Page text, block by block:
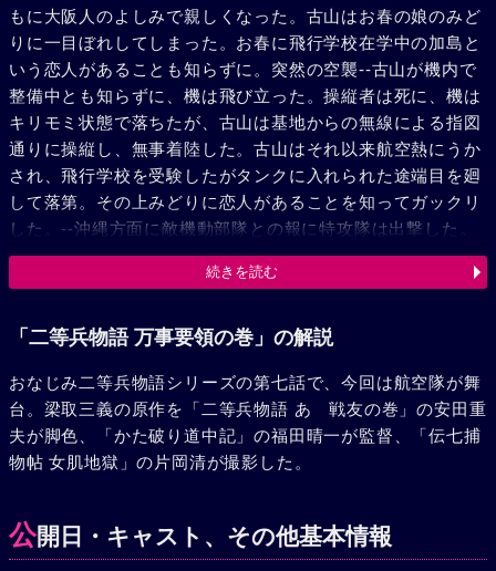
もに大阪人のよしみで親しくなった。古山はお春の娘のみど
りに一目ぼれしてしまった。お春に飛行学校在学中の加島と
いう恋人があることも知らずに。突然の空襲--古山が機内で
整備中とも知らずに、機は飛び立った。操縦者は死に、機は
キリモミ状態で落ちたが、古山は基地からの無線による指図
通りに操縦し、無事着陸した。古山はそれ以来航空熱にうか
され、飛行学校を受験したがタンクに入れられた途端目を廻
して落第。その上みどりに恋人があることを知ってガックリ
した。--沖縄方面に敵機動部隊との報に特攻隊は出撃した。
だが加島は途中で不時着し、巡視艇に救われて帰って来た。
加島が空母を撃沈したと報告した隊長は、嘘がバレては大変
た。古山は加島をみどりに会わせてやろうと奇計を用いて脱
情した吉田少尉は特攻出撃を命じられた。翌朝、二機は進発
を始めたが、加島機は間もなくパンク、一機だけで飛び立っ
た。古山と柳が釘をしかけたのである。そして、飛んだ飛行
機には古山が乗っていた。無線と拡声機をつながせた古山
を--。古山機は、やがて南の空に消えていった。
続きを読む
「二等兵物語 万事要領の巻」の解説
おなじみ二等兵物語シリーズの第七話で、今回は航空隊が舞
台。梁取三義の原作を「二等兵物語 あゝ戦友の巻」の安田重
夫が脚色、「かた破り道中記」の福田晴一が監督、「伝七捕
物帖 女肌地獄」の片岡清が撮影した。
公開日・キャスト、その他基本情報